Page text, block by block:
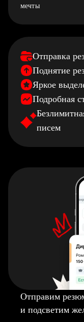
мечты
Отправка
Поднятие
Яркое
Подробная
писем
Отправим
и подсветим